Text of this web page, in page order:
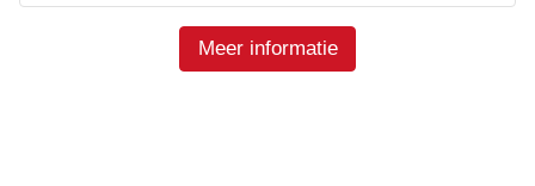
Meer informatie